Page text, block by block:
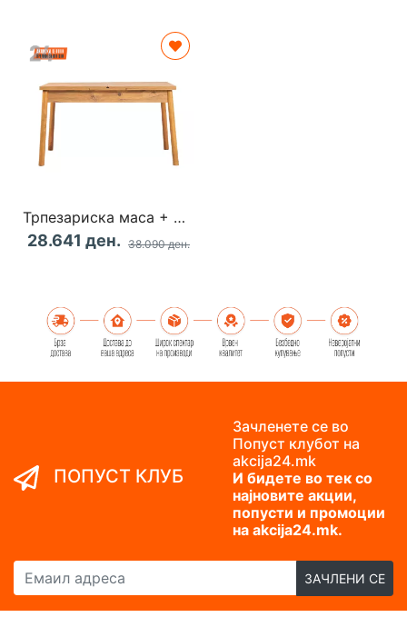
Трпезариска маса + Столици Larson
28.641 ден. 38.090 ден.
ПОПУСТ КЛУБ
Зачленете се во
Попуст клубот на
akcija24.mk
И бидете во тек со
најновите акции,
попусти и промоции
на akcija24.mk.
Емаил адреса
ЗАЧЛЕНИ СЕ